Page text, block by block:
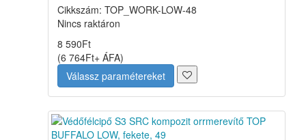
Cikkszám: TOP_WORK-LOW-48
Nincs raktáron
8 590Ft
(6 764Ft+ ÁFA)
Válassz paramétereket